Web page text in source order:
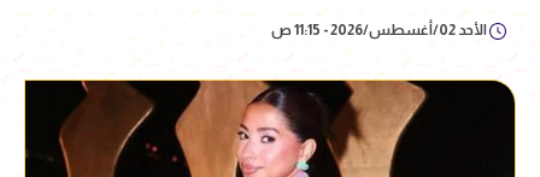
الأحد 02/أغسطس/2026 - 11:15 ص